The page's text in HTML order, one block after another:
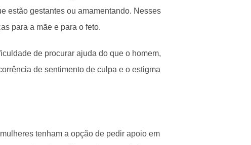
estão gestantes ou amamentando. Nesses
para a mãe e para o feto.
de procurar ajuda do que o homem,
de sentimento de culpa e o estigma
tenham a opção de pedir apoio em